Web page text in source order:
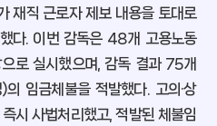
재직 근로자 제보 내용을 토대로
다. 이번 감독은 48개 고용노동
로 실시했으며, 감독 결과 75개
임금체불을 적발했다. 고의·상
시 사법처리했고, 적발된 체불임